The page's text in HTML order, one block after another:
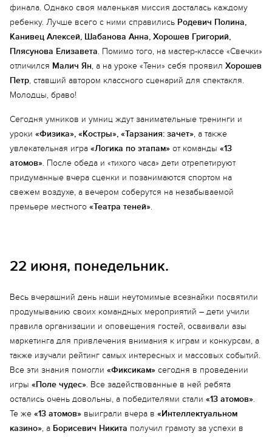
финала. Однако своя маленькая миссия досталась каждому
ребенку. Лучше всего с ними справились Родевич Полина,
Канивец Алексей, Шабанова Анна, Хорошев Григорий,
Плясунова Елизавета. Помимо того, на мастер-классе «Свечки»
отличился Малич Ян, а на уроке «Тени» себя проявил Хорошев
Петр, ставший автором классного сценарий для спектакля.
Молодцы, браво!
Сегодня умников и умниц ждут занимательные тренинги и
уроки «Физика», «Костры», «Тарзания: зачет», а также
увлекательная игра «Логика по этапам» от команды «13
атомов». После обеда и «тихого часа» дети отрепетируют
придуманные вчера сценки и позанимаются спортом на
свежем воздухе, а вечером соберутся на незабываемой
премьере местного «Театра теней».
22 июня, понедельник.
Весь вчерашний день наши неутомимые всезнайки посвятили
продумыванию своих командных мероприятий – дети учили
правила организации и оповещения гостей, осваивали азы
маркетинга для привлечения внимания к играм и конкурсам, а
также изучали рейтинг самых интересных и массовых событий.
Все эти знания помогли «Фиксикам» сегодня в проведении
игры «Поле чудес». Все задействованные в ней ребята
остались очень довольны, а победителями стали «13 атомов».
Те же «13 атомов» выиграли вчера в «Интеллектуальном
казино», а Борисевич Никита получил грамоту за успехи в